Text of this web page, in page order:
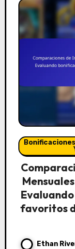
favoritos
Ethan